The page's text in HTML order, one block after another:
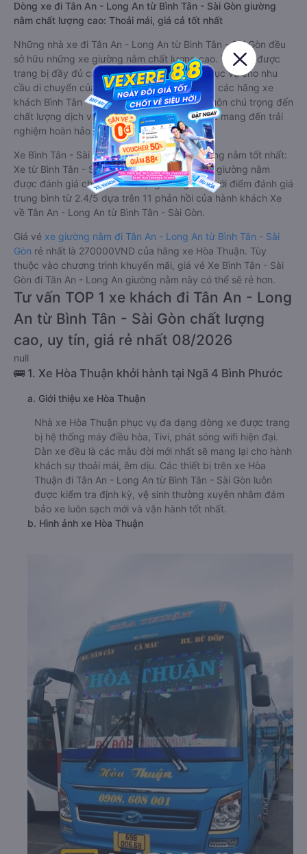
Dòng xe đi Tân An - Long An từ Bình Tân - Sài Gòn giường
nằm chất lượng cao: Thoải mái, giá cả tốt nhất
Những nhà xe đi Tân An - Long An từ Bình Tân - Sài Gòn đều
sở hữu những xe giường nằm chất lượng cao. Trên xe được
trang bị đầy đủ các trang thiết bị hiện đại phục vụ cho nhu
cầu di chuyển của hành khách. Bên cạnh đó, các hãng xe
khách Bình Tân - Sài Gòn Tân An - Long An luôn chú trọng đến
chất lượng dịch vụ, không ngừng cải thiện để mang đến trải
nghiệm hoàn hảo cho hành khách.
Xe Bình Tân - Sài Gòn Tân An - Long An giường nằm tốt nhất:
Xe từ Bình Tân - Sài Gòn đi Tân An - Long An giường nằm
được đánh giá chung chất lượng Trung bình với điểm đánh giá
trung bình từ 2.4/5 dựa trên 11 phản hồi của hành khách Xe
về Tân An - Long An từ Bình Tân - Sài Gòn.
Giá vé xe giường nằm đi Tân An - Long An từ Bình Tân - Sài
Gòn rẻ nhất là 270000VND của hãng xe Hòa Thuận. Tùy
thuộc vào chương trình khuyến mãi, giá vé Xe Bình Tân - Sài
Gòn đi Tân An - Long An giường nằm này có thể sẽ rẻ hơn.
Tư vấn TOP 1 xe khách đi Tân An - Long
An từ Bình Tân - Sài Gòn chất lượng
cao, uy tín, giá rẻ nhất 08/2026
null
🚌 1. Xe Hòa Thuận khởi hành tại Ngã 4 Bình Phước
a. Giới thiệu xe Hòa Thuận
Nhà xe Hòa Thuận phục vụ đa dạng dòng xe được trang
bị hệ thống máy điều hòa, Tivi, phát sóng wifi hiện đại.
Dàn xe đều là các mẫu đời mới nhất sẽ mang lại cho hành
khách sự thoải mái, êm dịu. Các thiết bị trên xe Hòa
Thuận đi Tân An - Long An từ Bình Tân - Sài Gòn luôn
được kiểm tra định kỳ, vệ sinh thường xuyên nhằm đảm
bảo xe luôn sạch mới và vận hành tốt nhất.
b. Hình ảnh xe Hòa Thuận